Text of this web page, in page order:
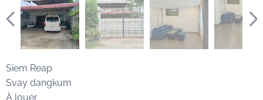
Siem Reap
Svay dangkum
À louer